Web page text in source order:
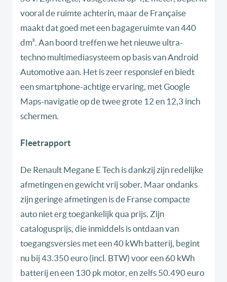
vooral de ruimte achterin, maar de Française
maakt dat goed met een bagageruimte van 440
dm³. Aan boord treffen we het nieuwe ultra-
techno multimediasysteem op basis van Android
Automotive aan. Het is zeer responsief en biedt
een smartphone-achtige ervaring, met Google
Maps-navigatie op de twee grote 12 en 12,3 inch
schermen.
Fleetrapport
De Renault Megane E Tech is dankzij zijn redelijke
afmetingen en gewicht vrij sober. Maar ondanks
zijn geringe afmetingen is de Franse compacte
auto niet erg toegankelijk qua prijs. Zijn
catalogusprijs, die inmiddels is ontdaan van
toegangsversies met een 40 kWh batterij, begint
nu bij 43.350 euro (incl. BTW) voor een 60 kWh
batterij en een 130 pk motor, en zelfs 50.490 euro